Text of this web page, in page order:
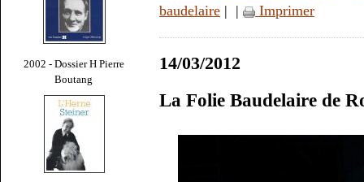
2002 - Dossier H Pierre
Boutang
baudelaire | | Imprimer
14/03/2012
La Folie Baudelaire de